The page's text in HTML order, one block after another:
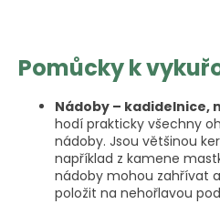
Pomůcky k
Nádoby – kadidelnice,
hodí prakticky všechny
nádoby. Jsou většinou
například z kamene
nádoby mohou zahřívat
položit na nehořlavou